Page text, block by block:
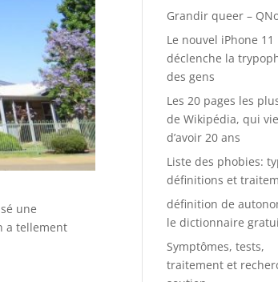
une
a tellement
Grandir queer –
Le nouvel iPhone 11
déclenche la
des gens
Les 20 pages les
de Wikipédia, qui
d’avoir 20 ans
Liste des phobies:
définitions et
définition de
le dictionnaire
Symptômes, tests,
traitement et